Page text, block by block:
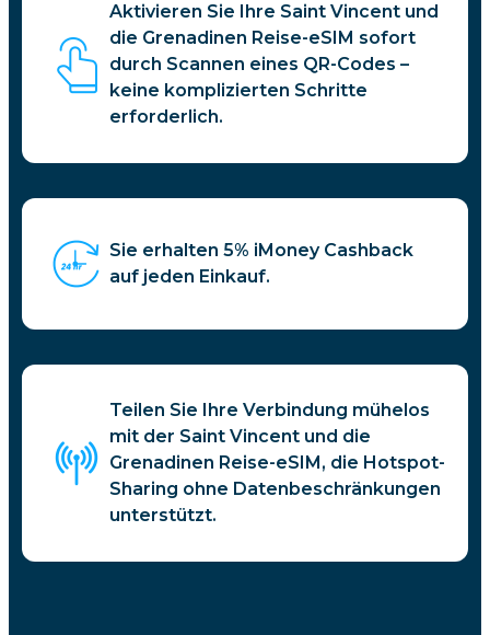
Aktivieren Sie Ihre Saint Vincent und
die Grenadinen Reise-eSIM sofort
durch Scannen eines QR-Codes –
keine komplizierten Schritte
erforderlich.
Sie erhalten 5% iMoney Cashback
auf jeden Einkauf.
Teilen Sie Ihre Verbindung mühelos
mit der Saint Vincent und die
Grenadinen Reise-eSIM, die Hotspot-
Sharing ohne Datenbeschränkungen
unterstützt.